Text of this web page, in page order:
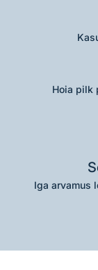
Hoia pilk
Iga arvamus